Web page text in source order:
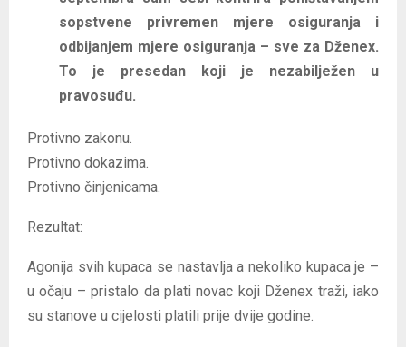
sopstvene privremen mjere osiguranja i
odbijanjem mjere osiguranja – sve za Dženex.
To je presedan koji je nezabilježen u
pravosuđu.
Protivno zakonu.
Protivno dokazima.
Protivno činjenicama.
Rezultat:
Agonija svih kupaca se nastavlja a nekoliko kupaca je –
u očaju – pristalo da plati novac koji Dženex traži, iako
su stanove u cijelosti platili prije dvije godine.